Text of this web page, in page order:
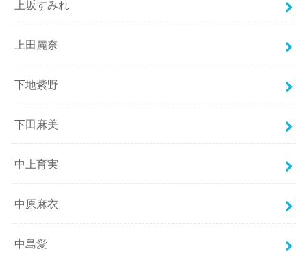
上坂すみれ
上田麗奈
下地紫野
下田麻美
中上育実
中原麻衣
中島愛